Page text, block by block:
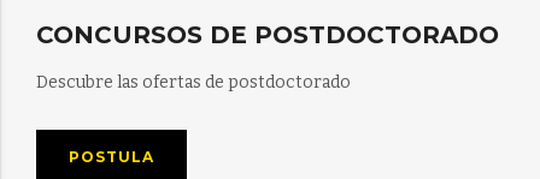
CONCURSOS DE POSTDOCTORADO
Descubre las ofertas de postdoctorado
POSTULA